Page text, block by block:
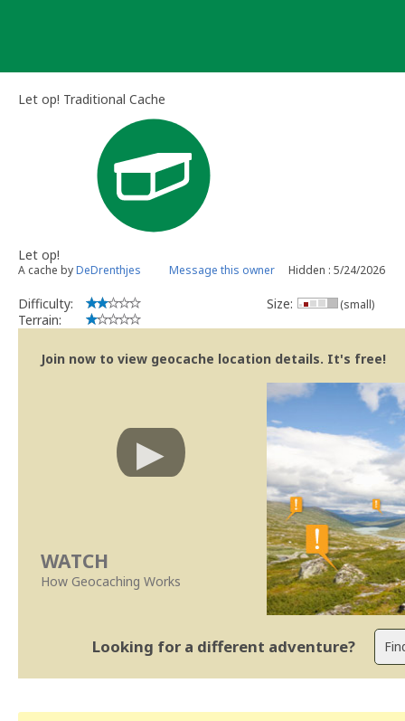
Let op! Traditional Cache
Let op!
A cache byDeDrenthjes Message this owner Hidden : 5/24/2026
Difficulty:
Terrain:
Size: (small)
Join now to view geocache location details. It's free!
WATCH
How Geocaching Works
Looking for a different adventure?